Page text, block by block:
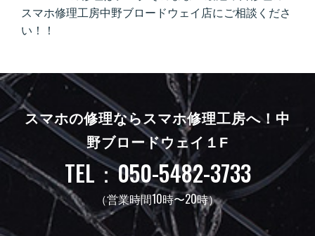
スマホ修理工房中野ブロードウェイ店にご相談くださ
い！！
スマホの修理ならスマホ修理工房へ！ 中
野ブロードウェイ１F
TEL：050-5482-3733
（営業時間10時〜20時）